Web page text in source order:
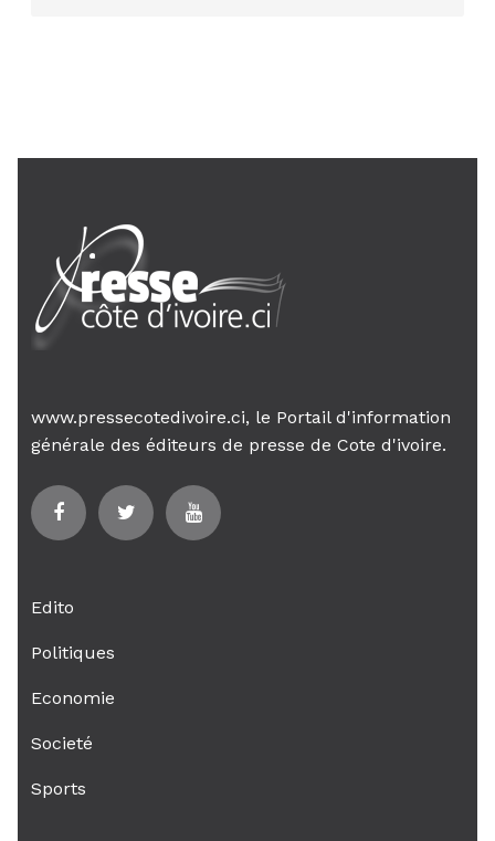
www.pressecotedivoire.ci, le Portail d'information
générale des éditeurs de presse de Cote d'ivoire.
Edito
Politiques
Economie
Societé
Sports